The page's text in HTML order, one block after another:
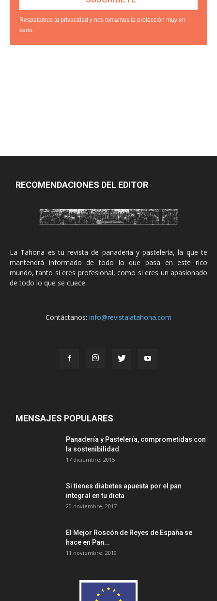
Respetamos tu privacidad y nos tomamos la protección muy en
serio.
RECOMENDACIONES DEL EDITOR
La Tahona es tu revista de panadería y pastelería, la que te
mantendrá informado de todo lo que pasa en este rico
mundo, tanto si eres profesional, como si eres un apasionado
de todo lo que se cuece.
Contáctanos: info@revistalatahona.com
MENSAJES POPULARES
Panadería y Pastelería, comprometidas con
la sostenibilidad
17 diciembre, 2015
Si tienes diabetes apuesta por el pan
integral en tu dieta
20 noviembre, 2017
El Mejor Roscón de Reyes de España se
hace en Pan...
11 noviembre, 2019